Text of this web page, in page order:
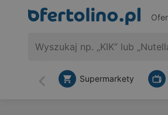
Wstecz
Supermarkety